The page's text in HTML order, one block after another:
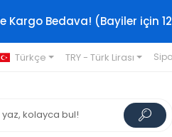
Kargo Bedava! (Bayiler için
Türkçe TRY - Türk Lirası